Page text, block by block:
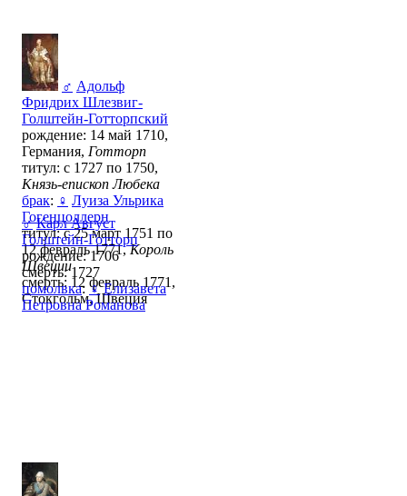
♂ Адольф
Фридрих Шлезвиг-
Голштейн-Готторпский
рождение: 14 май 1710,
Германия, Готторп
титул: с 1727 по 1750,
Князь-епископ Любека
брак: ♀ Луиза Ульрика
Гогенцоллерн
титул: с 25 март 1751 по
12 февраль 1771,Король
Швеции
смерть: 12 февраль 1771,
Стокгольм, Швеция
♂ Карл Август
Голштейн-Готторп
рождение: 1706
смерть: 1727
помолвка: ♀ Елизавета
Петровна Романова